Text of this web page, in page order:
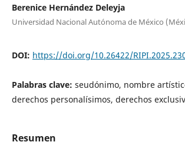
Berenice Hernández Deleyja
Universidad Nacional Autónoma de México
DOI: https://doi.org/10.26422/
Palabras clave: seudónimo, nombre
derechos personalísimos, derechos
Resumen